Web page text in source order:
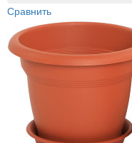
Сравнить